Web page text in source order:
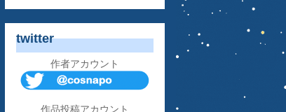
twitter
作者アカウント
作品投稿アカウント